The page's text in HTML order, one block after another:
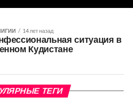
14 лет назад
ситуация в
Кудистане
ТЕГИ